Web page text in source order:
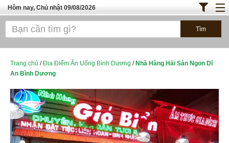
Hôm nay, Chủ nhật 09/08/2026
Trang chủ
Bánh - Đồ Ăn Vặt
TOP QUÁN ĂN
ĐỊA ĐIỂM ĂN UỐNG HÀ NỘI
Trang chủ /Địa Điểm Ăn Uống Bình Dương / Nhà Hàng Hải Sản Ngon Dĩ
An Bình Dương